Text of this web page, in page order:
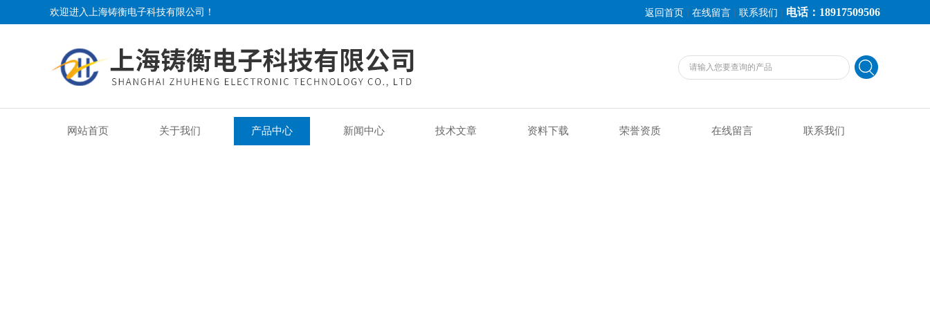
欢迎进入上海铸衡电子科技有限公司！ 返回首页 | 在线留言 | 联系我们 | 电话：18917509506
网站首页 关于我们 产品中心 新闻中心 技术文章 资料下载 荣誉资质 在线留言 联系我们